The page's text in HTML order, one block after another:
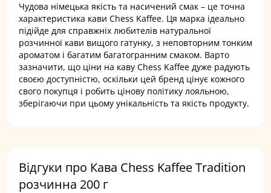
Чудова німецька якість та насичений смак – це точна
характеристика кави Chess Kaffee. Ця марка ідеально
підійде для справжніх любителів натуральної
розчинної кави вищого гатунку, з неповторним тонким
ароматом і багатим багатогранним смаком. Варто
зазначити, що ціни на каву Chess Kaffee дуже радують
своєю доступністю, оскільки цей бренд цінує кожного
свого покупця і робить цінову політику лояльною,
зберігаючи при цьому унікальність та якість продукту.
Відгуки про Кава Chess Kaffee Tradition
розчинна 200 г